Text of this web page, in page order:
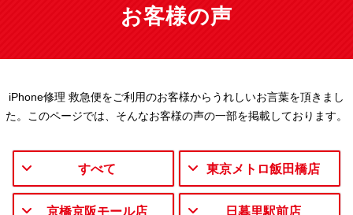
お客様の声
iPhone修理 救急便をご利用のお客様からうれしいお言葉を頂きまし
た。
このページでは、そんなお客様の声の一部を掲載しております。
すべて 東京メトロ飯田橋店
京橋京阪モール店 日暮里駅前店